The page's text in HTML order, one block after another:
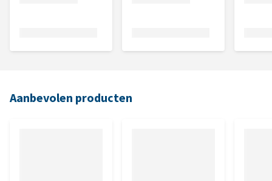
Aanbevolen producten